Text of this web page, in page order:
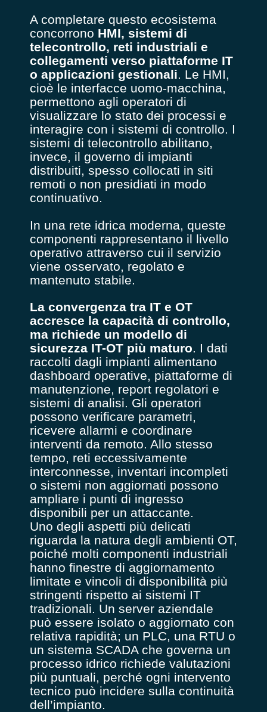
A completare questo ecosistema
concorrono HMI, sistemi di
telecontrollo, reti industriali e
collegamenti verso piattaforme IT
o applicazioni gestionali. Le HMI,
cioè le interfacce uomo-macchina,
permettono agli operatori di
visualizzare lo stato dei processi e
interagire con i sistemi di controllo. I
sistemi di telecontrollo abilitano,
invece, il governo di impianti
distribuiti, spesso collocati in siti
remoti o non presidiati in modo
continuativo.
In una rete idrica moderna, queste
componenti rappresentano il livello
operativo attraverso cui il servizio
viene osservato, regolato e
mantenuto stabile.
La convergenza tra IT e OT
accresce la capacità di controllo,
ma richiede un modello di
sicurezza IT-OT più maturo. I dati
raccolti dagli impianti alimentano
dashboard operative, piattaforme di
manutenzione, report regolatori e
sistemi di analisi. Gli operatori
possono verificare parametri,
ricevere allarmi e coordinare
interventi da remoto. Allo stesso
tempo, reti eccessivamente
interconnesse, inventari incompleti
o sistemi non aggiornati possono
ampliare i punti di ingresso
disponibili per un attaccante.
Uno degli aspetti più delicati
riguarda la natura degli ambienti OT,
poiché molti componenti industriali
hanno finestre di aggiornamento
limitate e vincoli di disponibilità più
stringenti rispetto ai sistemi IT
tradizionali. Un server aziendale
può essere isolato o aggiornato con
relativa rapidità; un PLC, una RTU o
un sistema SCADA che governa un
processo idrico richiede valutazioni
più puntuali, perché ogni intervento
tecnico può incidere sulla continuità
dell’impianto.